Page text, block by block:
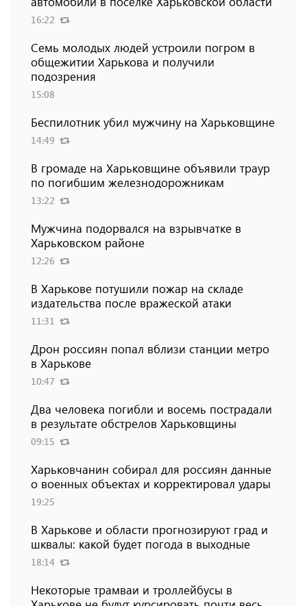
16:22
Семь молодых людей устроили погром в
общежитии Харькова и получили
подозрения
15:08
Беспилотник убил мужчину на Харьковщине
14:49
В громаде на Харьковщине объявили траур
по погибшим железнодорожникам
13:22
Мужчина подорвался на взрывчатке в
Харьковском районе
12:26
В Харькове потушили пожар на складе
издательства после вражеской атаки
11:31
Дрон россиян попал вблизи станции метро
в Харькове
10:47
Два человека погибли и восемь пострадали
в результате обстрелов Харьковщины
09:15
Харьковчанин собирал для россиян данные
о военных объектах и ​​корректировал удары
19:25
В Харькове и области прогнозируют град и
шквалы: какой будет погода в выходные
18:14
Некоторые трамваи и троллейбусы в